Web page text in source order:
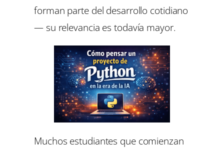
forman parte del desarrollo cotidiano
— su relevancia es todavía mayor.
Muchos estudiantes que comienzan